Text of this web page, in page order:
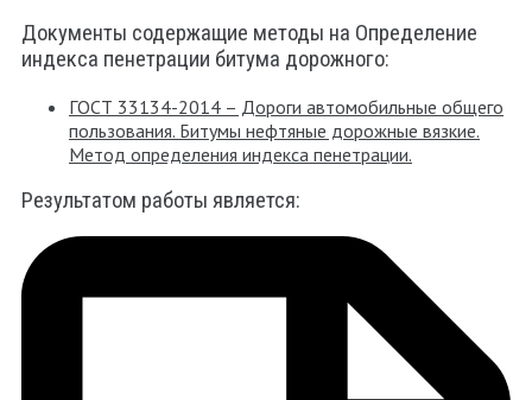
Документы содержащие методы на Определение
индекса пенетрации битума дорожного:
ГОСТ 33134-2014 – Дороги автомобильные общего
пользования. Битумы нефтяные дорожные вязкие.
Метод определения индекса пенетрации.
Результатом работы является: